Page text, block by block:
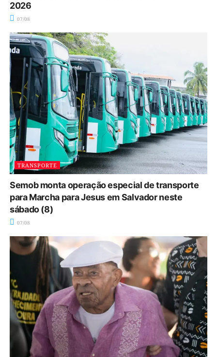
2026
07/08
TRANSPORTE
Semob monta operação especial de transporte
para Marcha para Jesus em Salvador neste
sábado (8)
07/08